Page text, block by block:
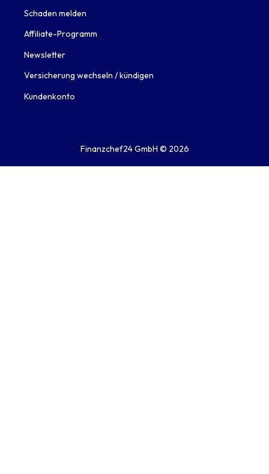
Schaden melden
Affiliate-Programm
Newsletter
Versicherung wechseln / kündigen
Kundenkonto
Finanzchef24 GmbH © 2026